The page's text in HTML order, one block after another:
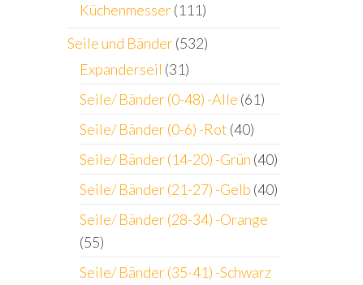
Küchenmesser (111)
Seile und Bänder (532)
Expanderseil (31)
Seile/ Bänder (0-48) -Alle (61)
Seile/ Bänder (0-6) -Rot (40)
Seile/ Bänder (14-20) -Grün (40)
Seile/ Bänder (21-27) -Gelb (40)
Seile/ Bänder (28-34) -Orange
(55)
Seile/ Bänder (35-41) -Schwarz